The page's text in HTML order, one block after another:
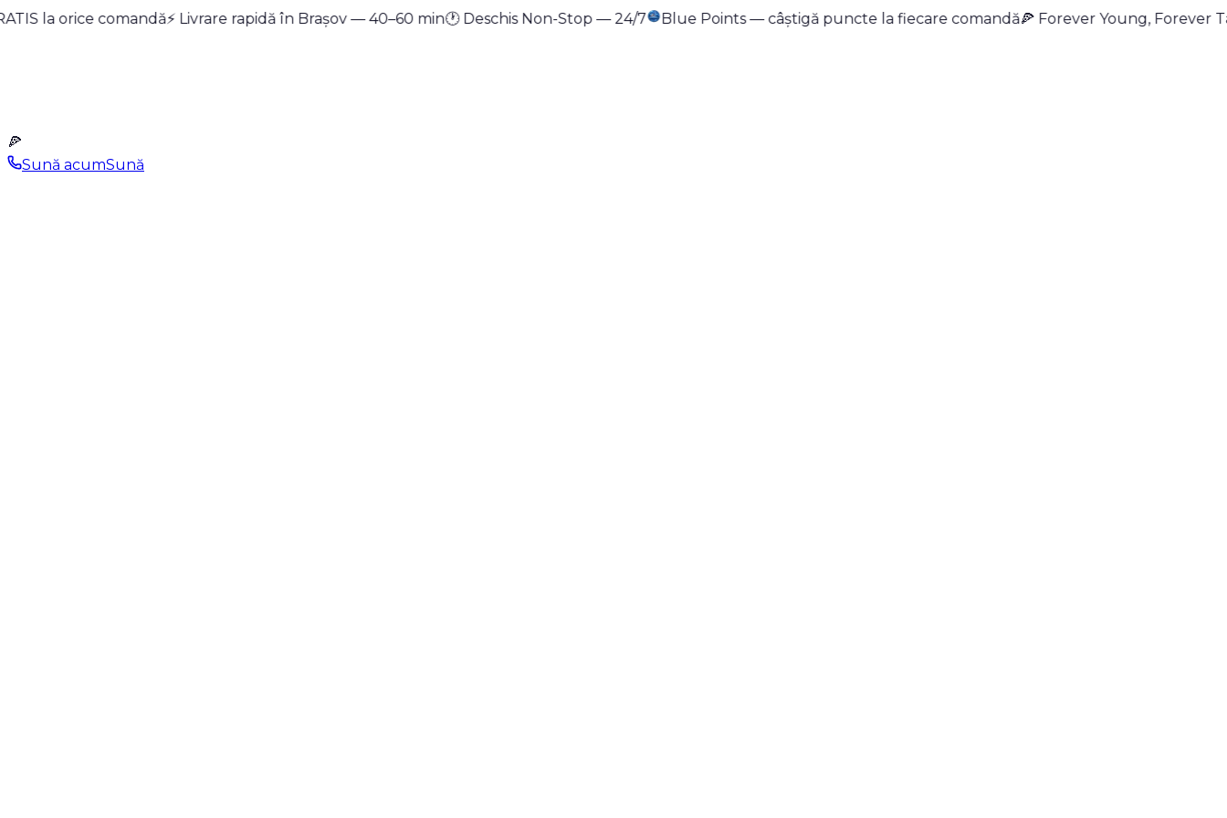
la orice comandă⚡ Livrare rapidă în Brașov — 40–60 min🕐 Deschis Non-Stop — 24/7 Blue Points — câștigă puncte la fiecare comandă🍕 Forever Young, Forever
MeniuPizza BuilderOferte Blue PointsDespre NoiContact
🍕
Sună acumSună